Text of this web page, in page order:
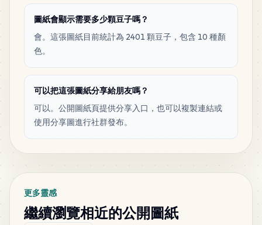
圖紙會顯示需要多少顆豆子嗎？
會。這張圖紙目前統計為 2401 顆豆子，包含 10 種顏
色。
可以把這張圖紙分享給朋友嗎？
可以。公開圖紙頁提供分享入口，也可以複製連結或
使用分享圖進行社群發布。
更多靈感
繼續瀏覽相近的公開圖紙